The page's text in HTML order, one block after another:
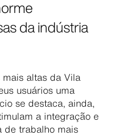
da indústria
altas da Vila
usuários uma
se destaca, ainda,
a integração e
de trabalho mais